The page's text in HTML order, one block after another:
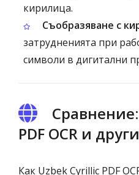
кирилица.
Съобразяване с
затрудненията при
символи в дигитални
PDF OCR и
Как Uzbek Cyrillic PDF